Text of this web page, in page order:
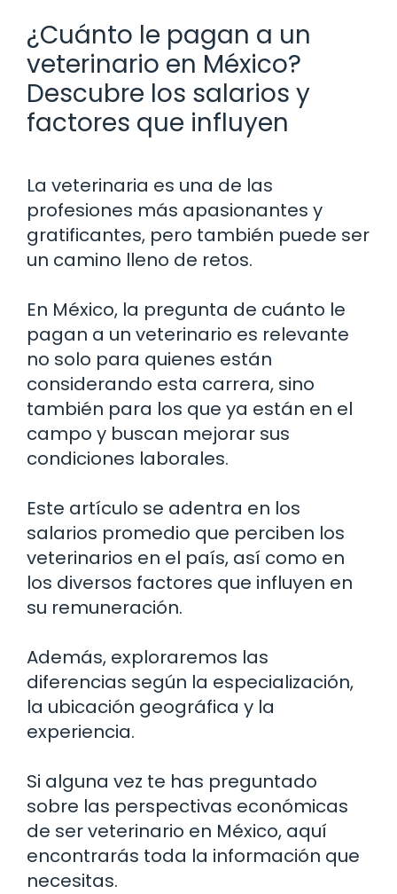
¿Cuánto le pagan a un
veterinario en México?
Descubre los salarios y
factores que influyen
La veterinaria es una de las
profesiones más apasionantes y
gratificantes, pero también puede ser
un camino lleno de retos.
En México, la pregunta de cuánto le
pagan a un veterinario es relevante
no solo para quienes están
considerando esta carrera, sino
también para los que ya están en el
campo y buscan mejorar sus
condiciones laborales.
Este artículo se adentra en los
salarios promedio que perciben los
veterinarios en el país, así como en
los diversos factores que influyen en
su remuneración.
Además, exploraremos las
diferencias según la especialización,
la ubicación geográfica y la
experiencia.
Si alguna vez te has preguntado
sobre las perspectivas económicas
de ser veterinario en México, aquí
encontrarás toda la información que
necesitas.